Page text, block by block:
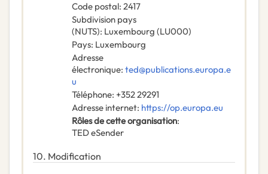
Code postal: 2417
Subdivision pays
(NUTS): Luxembourg (LU000)
Pays: Luxembourg
Adresse
électronique: ted@publications.europa.e
u
Téléphone: +352 29291
Adresse internet: https://op.europa.eu
Rôles de cette organisation:
TED eSender
10. Modification